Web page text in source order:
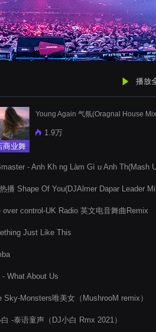
播放
商业舞
Young Again 气氛(Oragnal House
1.9万
- Anh Kh ng Làm Gì u Anh Th(Mash
播 Shape Of You(DJAlmer Dapar Leader
over control-UK Radio 英文电音舞曲Remix
Just Like This
- What About Us
Sky-Monsters唯美女（MushrooM remix）
白 -泰语童声（DJ小白 Rmx 2021）